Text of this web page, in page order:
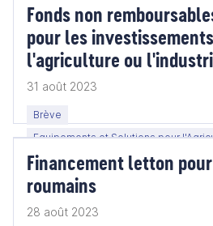
Fonds non
pour les
l'agriculture ou
31 août 2023
Brève
Equipements et Solutions pour
l'Agroalimentaire
Financement letton
roumains
28 août 2023